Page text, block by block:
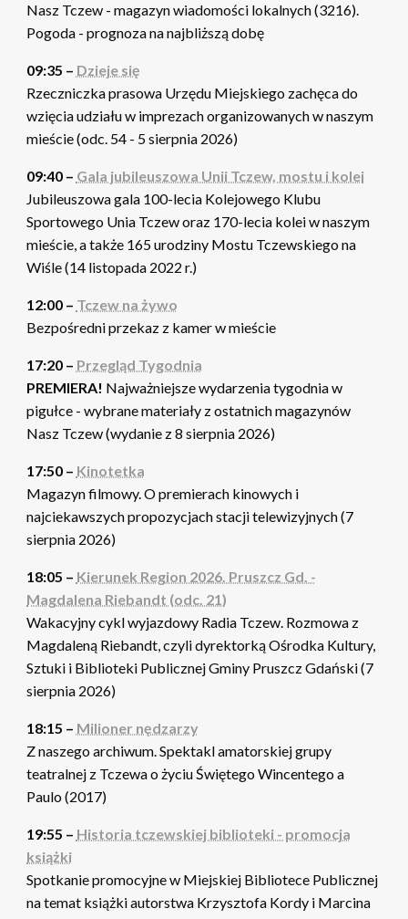
Nasz Tczew - magazyn wiadomości lokalnych (3216).
Pogoda - prognoza na najbliższą dobę
09:35 – Dzieje się
Rzeczniczka prasowa Urzędu Miejskiego zachęca do
wzięcia udziału w imprezach organizowanych w naszym
mieście (odc. 54 - 5 sierpnia 2026)
09:40 – Gala jubileuszowa Unii Tczew, mostu i kolei
Jubileuszowa gala 100-lecia Kolejowego Klubu
Sportowego Unia Tczew oraz 170-lecia kolei w naszym
mieście, a także 165 urodziny Mostu Tczewskiego na
Wiśle (14 listopada 2022 r.)
12:00 – Tczew na żywo
Bezpośredni przekaz z kamer w mieście
17:20 – Przegląd Tygodnia
PREMIERA! Najważniejsze wydarzenia tygodnia w
pigułce - wybrane materiały z ostatnich magazynów
Nasz Tczew (wydanie z 8 sierpnia 2026)
17:50 – Kinotetka
Magazyn filmowy. O premierach kinowych i
najciekawszych propozycjach stacji telewizyjnych (7
sierpnia 2026)
18:05 – Kierunek Region 2026. Pruszcz Gd. -
Magdalena Riebandt (odc. 21)
Wakacyjny cykl wyjazdowy Radia Tczew. Rozmowa z
Magdaleną Riebandt, czyli dyrektorką Ośrodka Kultury,
Sztuki i Biblioteki Publicznej Gminy Pruszcz Gdański (7
sierpnia 2026)
18:15 – Milioner nędzarzy
Z naszego archiwum. Spektakl amatorskiej grupy
teatralnej z Tczewa o życiu Świętego Wincentego a
Paulo (2017)
19:55 – Historia tczewskiej biblioteki - promocja
książki
Spotkanie promocyjne w Miejskiej Bibliotece Publicznej
na temat książki autorstwa Krzysztofa Kordy i Marcina